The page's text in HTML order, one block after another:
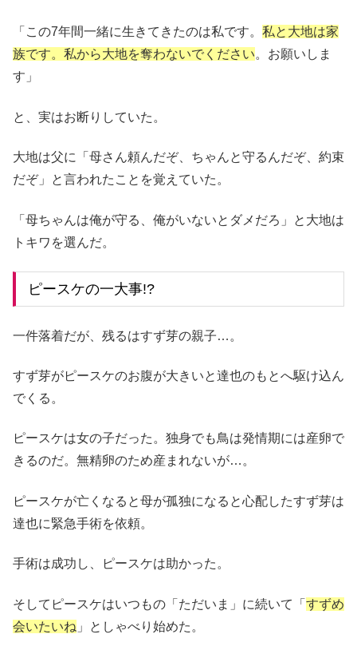
「この7年間一緒に生きてきたのは私です。 私と大地は家
族です。私から大地を奪わないでください。お願いしま
す」
と、実はお断りしていた。
大地は父に「母さん頼んだぞ、ちゃんと守るんだぞ、約束
だぞ」と言われたことを覚えていた。
「母ちゃんは俺が守る、俺がいないとダメだろ」と大地は
トキワを選んだ。
ピースケの一大事!?
一件落着だが、残るはすず芽の親子…。
すず芽がピースケのお腹が大きいと達也のもとへ駆け込ん
でくる。
ピースケは女の子だった。独身でも鳥は発情期には産卵で
きるのだ。無精卵のため産まれないが…。
ピースケが亡くなると母が孤独になると心配したすず芽は
達也に緊急手術を依頼。
手術は成功し、ピースケは助かった。
そしてピースケはいつもの「ただいま」に続いて「 すずめ
会いたいね 」としゃべり始めた。